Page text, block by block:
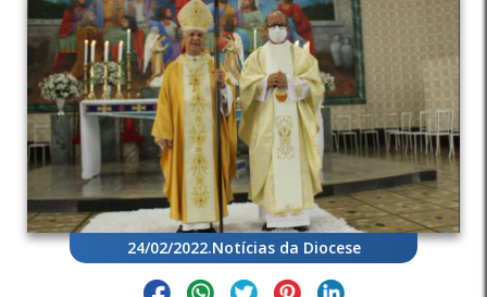
24/02/2022.Notícias da Diocese